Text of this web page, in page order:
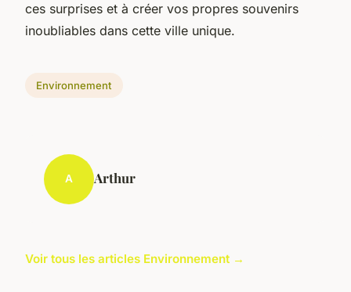
ces surprises et à créer vos propres souvenirs
inoubliables dans cette ville unique.
Environnement
A Arthur
Voir tous les articles Environnement →